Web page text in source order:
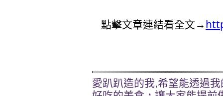
點擊文章連結看全文→
愛趴趴造的我,希望能透過